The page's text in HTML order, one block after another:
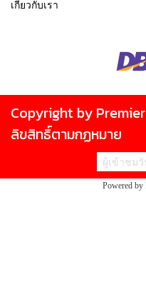
เกี่ยวกับเรา
Copyright by
ลิขสิทธิ์ตามกฏหมาย
ผู้เข้าชม
Powered by